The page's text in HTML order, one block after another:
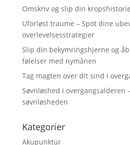
Omskriv og slip din
Uforløst traume – Spot dine
overlevelsesstrategier
Slip din bekymringshjerne og
følelser med nymånen
Tag magten over dit sind i
Søvnløshed i overgangsalderen
søvnløsheden
Kategorier
Akupunktur